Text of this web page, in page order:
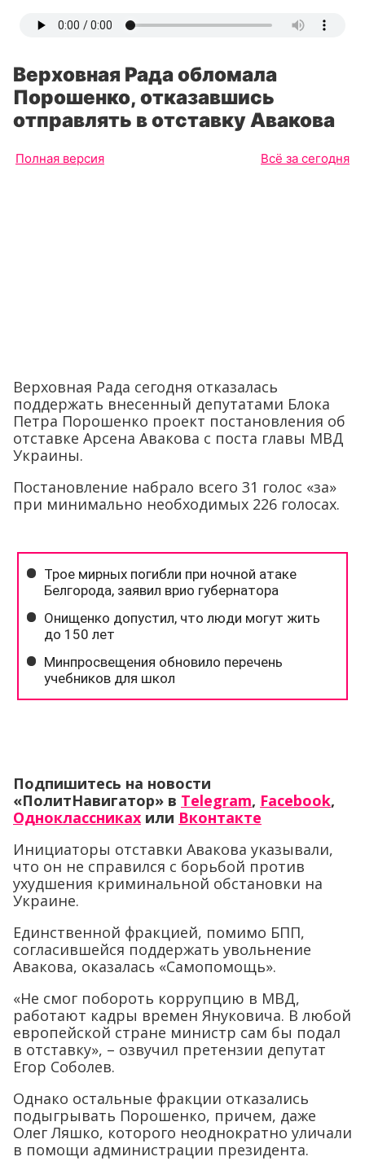
Верховная Рада обломала
Порошенко, отказавшись
отправлять в отставку Авакова
Полная версия Всё за сегодня
Верховная Рада сегодня отказалась
поддержать внесенный депутатами Блока
Петра Порошенко проект постановления об
отставке Арсена Авакова с поста главы МВД
Украины.
Постановление набрало всего 31 голос «за»
при минимально необходимых 226 голосах.
Подпишитесь на новости
«ПолитНавигатор» в Telegram, Facebook,
Одноклассниках или Вконтакте
Инициаторы отставки Авакова указывали,
что он не справился с борьбой против
ухудшения криминальной обстановки на
Украине.
Единственной фракцией, помимо БПП,
согласившейся поддержать увольнение
Авакова, оказалась «Самопомощь».
«Не смог побороть коррупцию в МВД,
работают кадры времен Януковича. В любой
европейской стране министр сам бы подал
в отставку», – озвучил претензии депутат
Егор Соболев.
Однако остальные фракции отказались
подыгрывать Порошенко, причем, даже
Олег Ляшко, которого неоднократно уличали
в помощи администрации президента.